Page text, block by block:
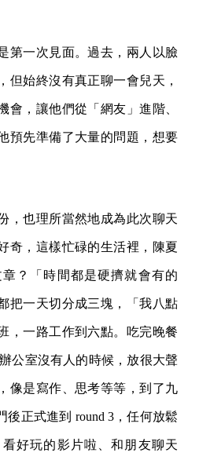
第一次見面。過去，兩人以臉
但始終沒有真正聊一會兒天，
會，讓他們從「網友」進階、
預先準備了大量的問題，想要
，也理所當然地成為此次聊天
奇，這樣忙碌的生活裡，陳夏
？「時間都是硬擠就會有的
把一天切分成三塊，「我八點
，一路工作到六點。吃完晚餐
公室沒有人的時候，放很大聲
像是寫作、思考等等，到了九
後正式進到 round 3，任何放鬆
好玩的影片啦、和朋友聊天